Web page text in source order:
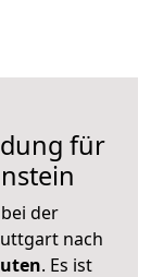
für
der
nach
. Es ist